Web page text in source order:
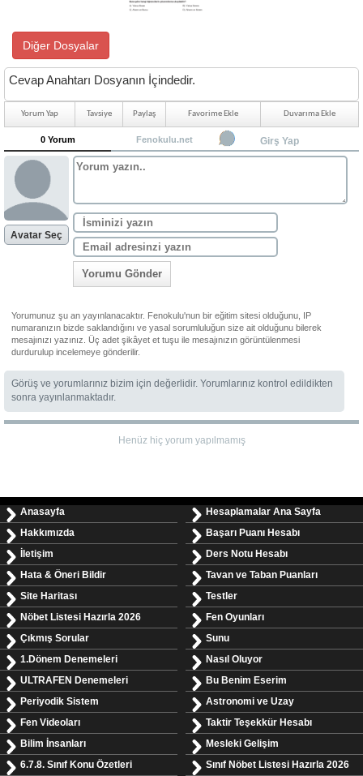
Diğer Dosyalar
Cevap Anahtarı Dosyanın İçindedir.
Yorum Yap Tavsiye Paylaş Favorime Ekle Duvarıma Ekle
0 Yorum Fenokulu.net Girş Yap
Avatar Seç
Yorumu Gönder
Yorumunuz şu an yayınlanacaktır. Fenokulu'nun bir eğitim sitesi olduğunu, IP
numaranızın bizde saklandığını ve yasal sorumluluğun size ait olduğunu bilerek
mesajınızı yazınız. Üç adet şikâyet et tuşu ile mesajınızın görüntülenmesi
durdurulup incelemeye gönderilir.
Görüş ve yorumlarınız bizim için değerlidir. Yorumlarınız kontrol edildikten
sonra yayınlanmaktadır.
Henüz hiç yorum yapılmamış
Anasayfa
Hakkımızda
İletişim
Hata & Öneri Bildir
Site Haritası
Nöbet Listesi Hazırla 2026
Çıkmış Sorular
1.Dönem Denemeleri
ULTRAFEN Denemeleri
Periyodik Sistem
Fen Videoları
Bilim İnsanları
6.7.8. Sınıf Konu Özetleri
Hesaplamalar Ana Sayfa
Başarı Puanı Hesabı
Ders Notu Hesabı
Tavan ve Taban Puanları
Testler
Fen Oyunları
Sunu
Nasıl Oluyor
Bu Benim Eserim
Astronomi ve Uzay
Taktir Teşekkür Hesabı
Mesleki Gelişim
Sınıf Nöbet Listesi Hazırla 2026